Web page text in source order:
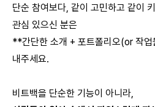
단순 참여보다, 같이 고민하고 같이
관심 있으신 분은
**간단한 소개 + 포트폴리오(or 작
내주세요.
비트백을 단순한 기능이 아니라,